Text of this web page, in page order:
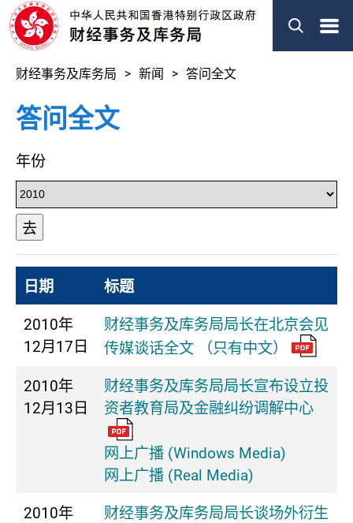
菜
财经事务及库务局 新闻 答问全文
答问全文
年份
去
日期 标题
2010年
12月17日
财经事务及库务局局长在北京会见
传媒谈话全文 （只有中文）
2010年
12月13日
财经事务及库务局局长宣布设立投
资者教育局及金融纠纷调解中心
网上广播 (Windows Media)
网上广播 (Real Media)
2010年
财经事务及库务局局长谈场外衍生